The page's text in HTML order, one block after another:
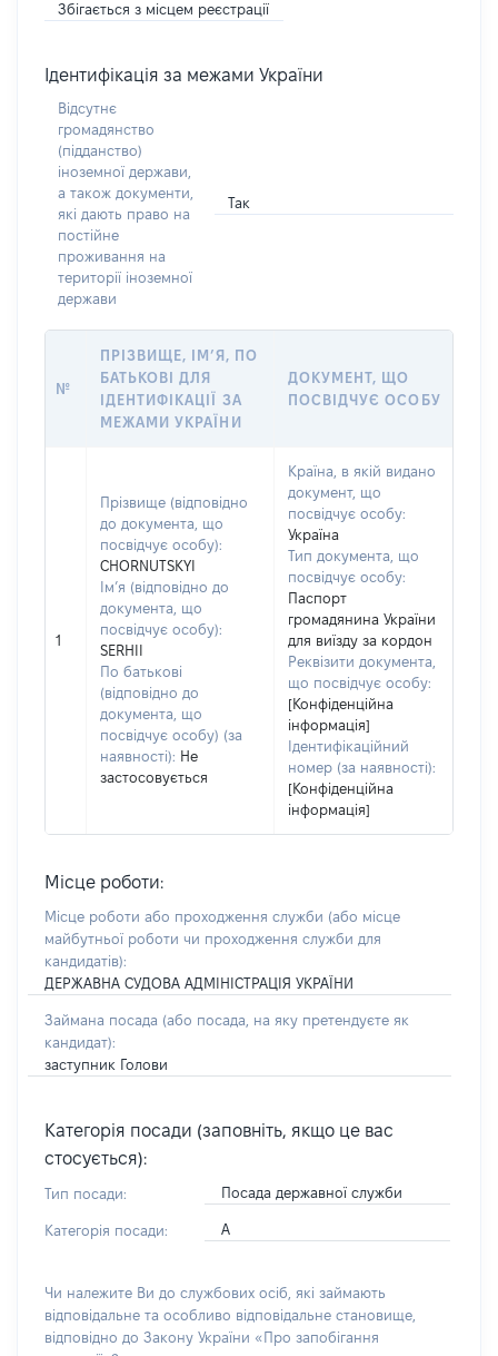
Збігається з місцем реєстрації
Ідентифікація за межами України
Відсутнє
громадянство
(підданство)
іноземної держави,
а також документи,
які дають право на
постійне
проживання на
території іноземної
держави
Так
№
ПРІЗВИЩЕ, ІМ’Я, ПО
БАТЬКОВІ ДЛЯ
ІДЕНТИФІКАЦІЇ ЗА
МЕЖАМИ УКРАЇНИ
ДОКУМЕНТ, ЩО
ПОСВІДЧУЄ ОСОБУ
1
Прізвище (відповідно
до документа, що
посвідчує особу):
CHORNUTSKYI
Ім’я (відповідно до
документа, що
посвідчує особу):
SERHII
По батькові
(відповідно до
документа, що
посвідчує особу) (за
наявності): Не
застосовується
Країна, в якій видано
документ, що
посвідчує особу:
Україна
Тип документа, що
посвідчує особу:
Паспорт
громадянина України
для виїзду за кордон
Реквізити документа,
що посвідчує особу:
[Конфіденційна
інформація]
Ідентифікаційний
номер (за наявності):
[Конфіденційна
інформація]
Місце роботи:
Місце роботи або проходження служби (або місце
майбутньої роботи чи проходження служби для
кандидатів):
ДЕРЖАВНА СУДОВА АДМІНІСТРАЦІЯ УКРАЇНИ
Займана посада (або посада, на яку претендуєте як
кандидат):
заступник Голови
Категорія посади (заповніть, якщо це вас
стосується):
Тип посади: Посада державної служби
Категорія посади: А
Чи належите Ви до службових осіб, які займають
відповідальне та особливо відповідальне становище,
відповідно до Закону України «Про запобігання